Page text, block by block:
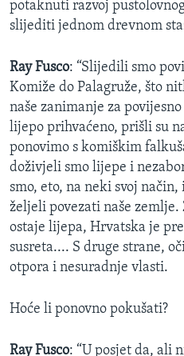
potaknuti razvoj
slijediti jednom drevnom
Ray Fusco: “Slijedili smo
Komiže do Palagruže, što
naše zanimanje za
lijepo prihvaćeno, prišli su
ponovimo s komiškim
doživjeli smo lijepe i
smo, eto, na neki svoj
željeli povezati naše
ostaje lijepa, Hrvatska je
susreta.... S druge strane,
otpora i nesuradnje vlasti.
Hoće li ponovno pokušati?
Ray Fusco: “U posjet da, ali